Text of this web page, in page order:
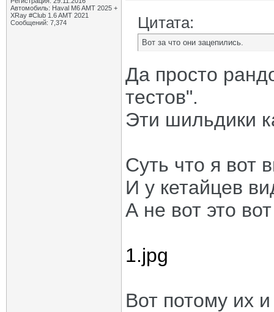
Автомобиль: Haval M6 AMT 2025 +
XRay #Club 1.6 AMT 2021
Сообщений: 7,374
Цитата:
Вот за что они зацепились.
Да просто
тестов".
Эти шильдики
Суть что я вот
И у кетайцев
А не вот это
1.jpg
Вот потому их и